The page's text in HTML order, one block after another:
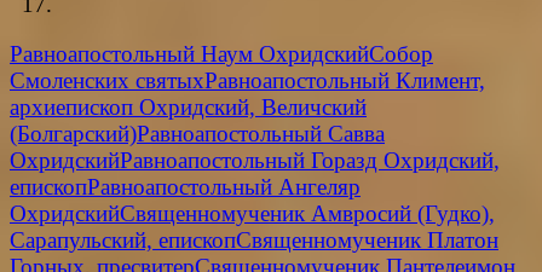
Равноапостольный Наум ОхридскийСобор
Смоленских святыхРавноапостольный Климент,
архиепископ Охридский, Величский
(Болгарский)Равноапостольный Савва
ОхридскийРавноапостольный Горазд Охридский,
епископРавноапостольный Ангеляр
ОхридскийСвященномученик Амвросий (Гудко),
Сарапульский, епископСвященномученик Платон
Горных, пресвитерСвященномученик Пантелеимон